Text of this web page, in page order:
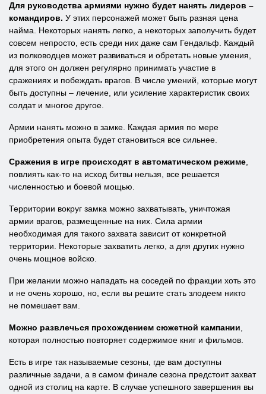
Для руководства армиями нужно будет нанять лидеров –
командиров. У этих персонажей может быть разная цена
найма. Некоторых нанять легко, а некоторых заполучить будет
совсем непросто, есть среди них даже сам Гендальф. Каждый
из полководцев может развиваться и обретать новые умения,
для этого он должен регулярно принимать участие в
сражениях и побеждать врагов. В числе умений, которые могут
быть доступны – лечение, или усиление характеристик своих
солдат и многое другое.
Армии нанять можно в замке. Каждая армия по мере
приобретения опыта будет становиться все сильнее.
Сражения в игре происходят в автоматическом режиме
повлиять как-то на исход битвы нельзя, все решается
численностью и боевой мощью.
Территории вокруг замка можно захватывать, уничтожая
армии врагов, размещенные на них. Сила армии
необходимая для такого захвата зависит от конкретной
территории. Некоторые захватить легко, а для других нужно
очень мощное войско.
При желании можно нападать на соседей по фракции хоть это
и не очень хорошо, но, если вы решите стать злодеем никто
не помешает вам.
Можно развлечься прохождением сюжетной кампании
которая полностью повторяет содержимое книг и фильмов.
Есть в игре так называемые сезоны, где вам доступны
различные задачи, а в самом финале сезона предстоит захват
одной из столиц на карте. В случае успешного завершения вы